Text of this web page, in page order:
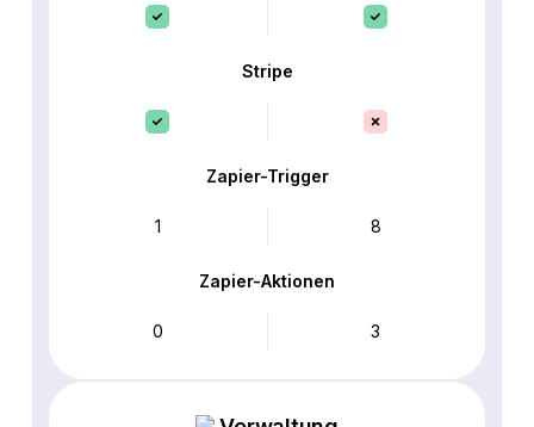
Stripe
Zapier-Trigger
1 8
Zapier-Aktionen
0 3